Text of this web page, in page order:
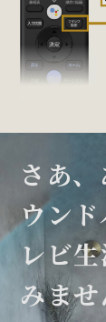
さあ
ウン
レビ
みま